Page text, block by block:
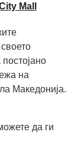
Mall
на
Македонија.
да ги